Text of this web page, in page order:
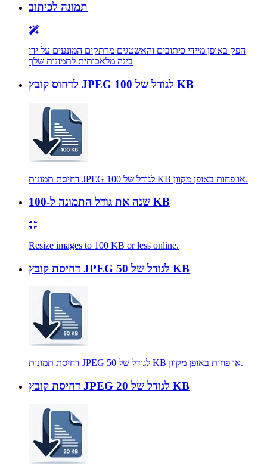
תמונה לכיתוב
הפק באופן מיידי כיתובים והאשטגים מרתקים המונעים על ידי
בינה מלאכותית לתמונות שלך
לדחוס קובץ JPEG לגודל של 100 KB
דחיסת תמונות JPEG לגודל של 100 KB או פחות באופן מקוון.
שנה את גודל התמונה ל-100 KB
Resize images to 100 KB or less online.
דחיסת קובץ JPEG לגודל של 50 KB
דחיסת תמונות JPEG לגודל של 50 KB או פחות באופן מקוון.
דחיסת קובץ JPEG לגודל של 20 KB